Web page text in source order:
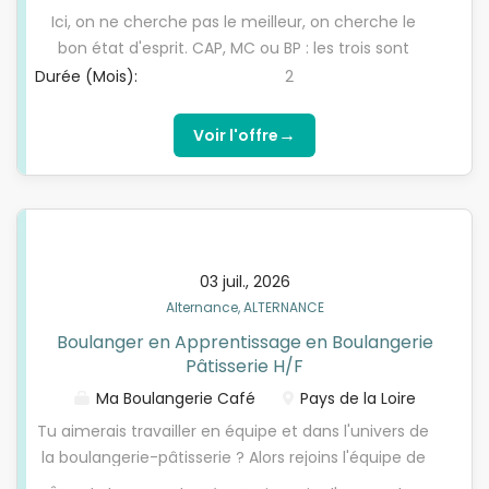
un fournil moderne, au coeur d'une franchise
Feuillette reconnue pour sa qualité, son exigence et
son esprit d'équipe. Tu seras accompagné(e)
chaque jour par des pâtissiers expérimentés qui
auront à coeur de te transmettre leur savoir-faire.
Postule dès maintenant, nous privilégions une
Ici, on ne cherche pas le meilleur, on cherche le
bon état d'esprit. CAP, MC ou BP : les trois sont
possibles. Débutant(e) accepté(e) : ce qui
respect des processus d'hygiène et de fabrication.
Tu aimes les environnements où il y a des règles
claires, des méthodes qui fonctionnent, et où on
progresse en équipe. Tu veux apprendre un vrai
nous ta candidature dès maintenant.
Durée (Mois): 2
Voir l'offre →
03 juil., 2026
Alternance, ALTERNANCE
Boulanger en Apprentissage en Boulangerie
Pâtisserie H/F
Ma Boulangerie Café
Pays de la Loire
Tu aimerais travailler en équipe et dans l'univers de
la boulangerie-pâtisserie ? Alors rejoins l'équipe de
Jean-Marc chez MA BOULANGERIE CAFÉ à VANNES